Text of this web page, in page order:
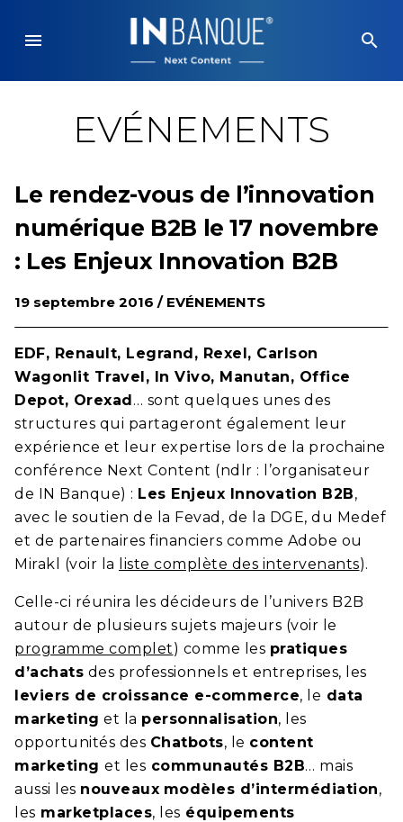
content
menu search
EVÉNEMENTS
Le rendez-vous de l’innovation
numérique B2B le 17 novembre
: Les Enjeux Innovation B2B
19 septembre 2016 / EVÉNEMENTS
EDF, Renault, Legrand, Rexel, Carlson
Wagonlit Travel, In Vivo, Manutan, Office
Depot, Orexad… sont quelques unes des
structures qui partageront également leur
expérience et leur expertise lors de la prochaine
conférence Next Content (ndlr : l’organisateur
de IN Banque) : Les Enjeux Innovation B2B,
avec le soutien de la Fevad, de la DGE, du Medef
et de partenaires financiers comme Adobe ou
Mirakl (voir la
liste complète des intervenants).
Celle-ci réunira les décideurs de l’univers B2B
autour de plusieurs sujets majeurs (voir le
programme complet) comme les pratiques
d’achats des professionnels et entreprises, les
leviers de croissance e-commerce, le data
marketing et la personnalisation, les
opportunités des Chatbots, le content
marketing et les communautés B2B… mais
aussi les nouveaux modèles d’intermédiation,
les marketplaces, les équipements